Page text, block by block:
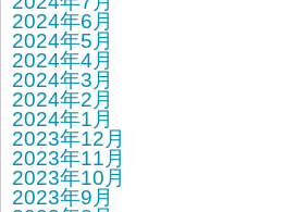
2024年6月
2024年5月
2024年4月
2024年3月
2024年2月
2024年1月
2023年12月
2023年11月
2023年10月
2023年9月